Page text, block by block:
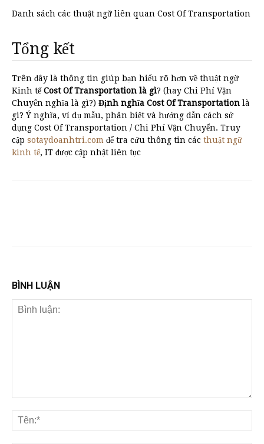
Danh sách các thuật ngữ liên quan Cost Of Transportation
Tổng kết
Trên đây là thông tin giúp bạn hiểu rõ hơn về thuật ngữ
Kinh tếCost Of Transportation là gì? (hay Chi Phí Vận
Chuyển nghĩa là gì?) Định nghĩa Cost Of Transportation là
gì? Ý nghĩa, ví dụ mẫu, phân biệt và hướng dẫn cách sử
dụng Cost Of Transportation / Chi Phí Vận Chuyển. Truy
cập sotaydoanhtri.com để tra cứu thông tin các thuật ngữ
kinh tế, IT được cập nhật liên tục
BÌNH LUẬN